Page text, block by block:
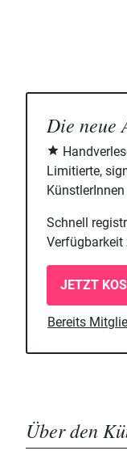
Die neue
Limitierte,
Schnell
Verfügbarkeit
JETZT
Bereits
Über den